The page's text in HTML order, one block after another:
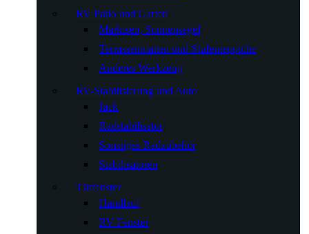
RV Patio und Garten
Markisen, Sonnensegel
Terrassenmatten und Stufenteppiche
Anderes Werkzeug
RV-Stabilisierung und Auto
Jack
Radstabilisator
Sonstiges Radzubehör
Stabilisatoren
Türfenster
Handlauf
RV-Fenster